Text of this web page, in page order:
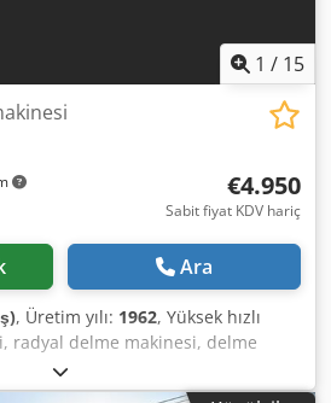
1 / 15
€4.950
Sabit fiyat KDV hariç
Ara
, Üretim yılı: 1962, Yüksek hızlı
radyal delme makinesi, delme
makinesi, yüksek hızlı radyal delme
400 x 1100 mm -Boğaz